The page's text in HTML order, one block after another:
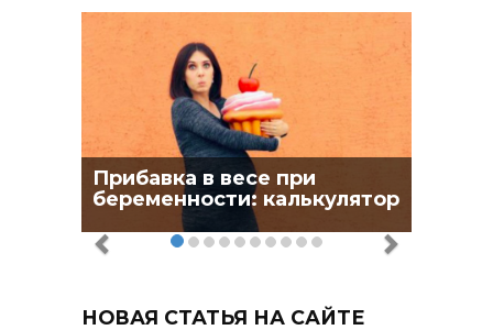
Прибавка в весе при
беременности: калькулятор
НОВАЯ СТАТЬЯ НА САЙТЕ